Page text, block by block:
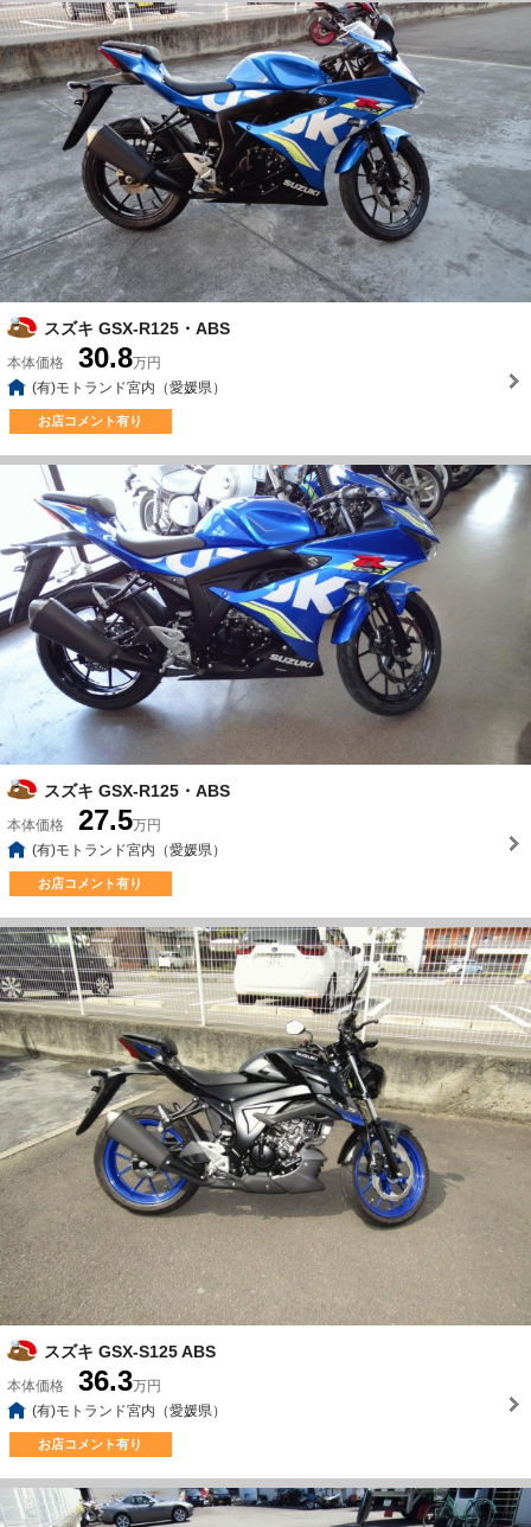
スズキ GSX-R125・ABS
本体価格 30.8万円
(有)モトランド宮内（愛媛県）
お店コメント有り
スズキ GSX-R125・ABS
本体価格 27.5万円
(有)モトランド宮内（愛媛県）
お店コメント有り
スズキ GSX-S125 ABS
本体価格 36.3万円
(有)モトランド宮内（愛媛県）
お店コメント有り